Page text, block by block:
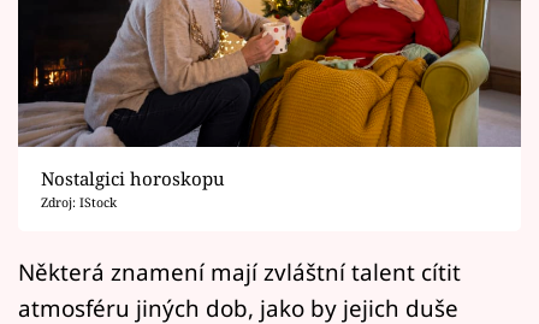
Sledujte prima+
Filmový festival Karlovy Vary
Přihlášení
Nostalgici horoskopu
Zdroj: IStock
Některá znamení mají zvláštní talent cítit
atmosféru jiných dob, jako by jejich duše